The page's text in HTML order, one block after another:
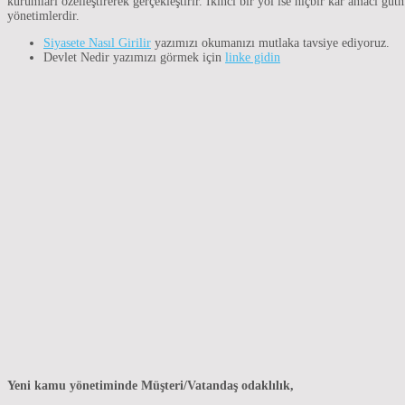
yönetimlerdir.
Siyasete Nasıl Girilir yazımızı okumanızı mutlaka tavsiye ediyoruz.
Devlet Nedir yazımızı görmek için linke gidin
Yeni kamu yönetiminde Müşteri/Vatandaş odaklılık,